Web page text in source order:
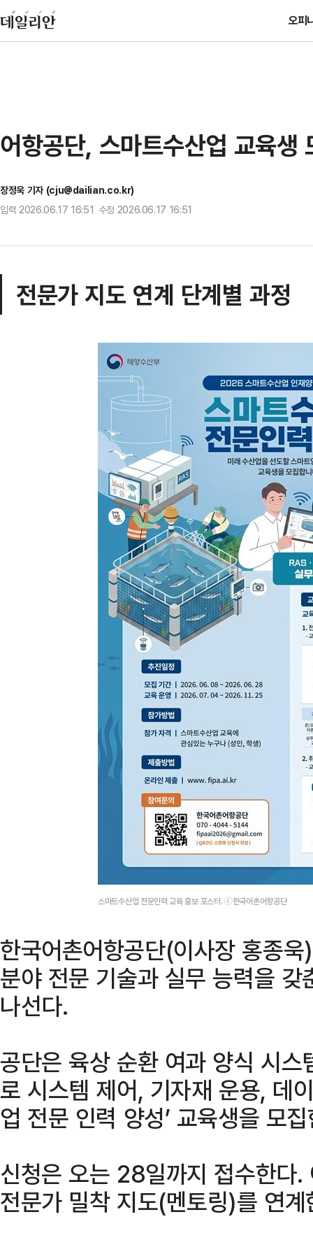
오피
어항공단, 스마트수산업 교육
장정욱 기자 (cju@dailian.co.kr)
입력 2026.06.17 16:51 수정 2026.06.17 16:51
전문가 지도 연계 단계별 과정
스마트수산업 전문인력 교육 홍보 포스터. ⓒ한국어촌어항공단
한국어촌어항공단(이사장 홍종
분야 전문 기술과 실무 능력을
나선다.
공단은 육상 순환 여과 양식 시
로 시스템 제어, 기자재 운용, 데
업 전문 인력 양성’ 교육생을 모
신청은 오는 28일까지 접수한다
전문가 밀착 지도(멘토링)를 연